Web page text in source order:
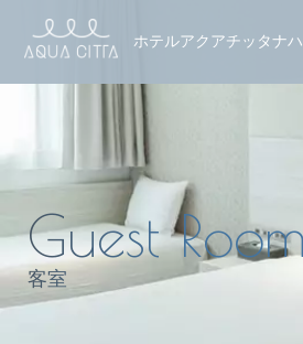
ホテルアクアチッタナハ
客室